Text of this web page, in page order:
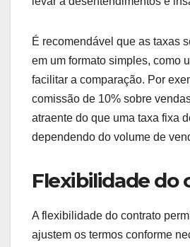
desempenho de forma eficaz.
Transparência
A transparência nas taxas é
confiança entre as partes. Isso
comunicadas e compreendidas
assinatura do contrato. Um
que apresenta taxas ocultas ou
levar a desentendimentos e